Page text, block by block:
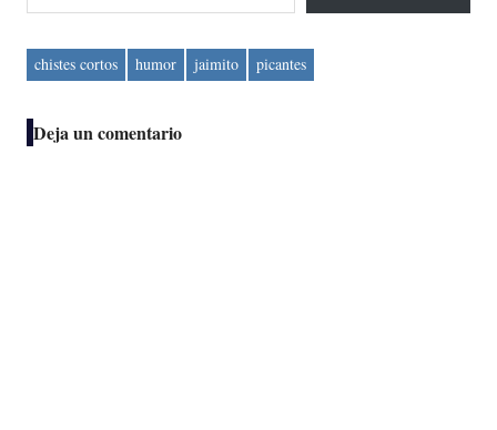
chistes cortos humor jaimito picantes
Deja un comentario